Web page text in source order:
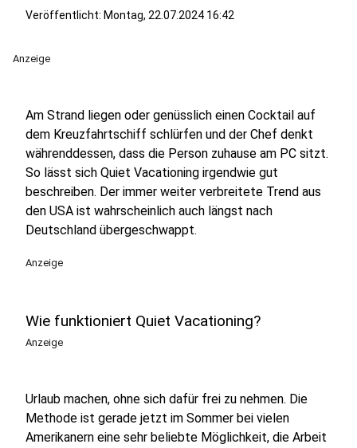
Veröffentlicht: Montag, 22.07.2024 16:42
Anzeige
Am Strand liegen oder genüsslich einen Cocktail auf
dem Kreuzfahrtschiff schlürfen und der Chef denkt
währenddessen, dass die Person zuhause am PC sitzt.
So lässt sich Quiet Vacationing irgendwie gut
beschreiben. Der immer weiter verbreitete Trend aus
den USA ist wahrscheinlich auch längst nach
Deutschland übergeschwappt.
Anzeige
Wie funktioniert Quiet Vacationing?
Anzeige
Urlaub machen, ohne sich dafür frei zu nehmen. Die
Methode ist gerade jetzt im Sommer bei vielen
Amerikanern eine sehr beliebte Möglichkeit, die Arbeit